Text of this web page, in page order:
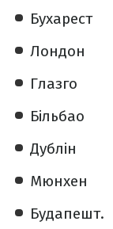
Бухарест
Лондон
Глазго
Більбао
Дублін
Мюнхен
Будапешт.